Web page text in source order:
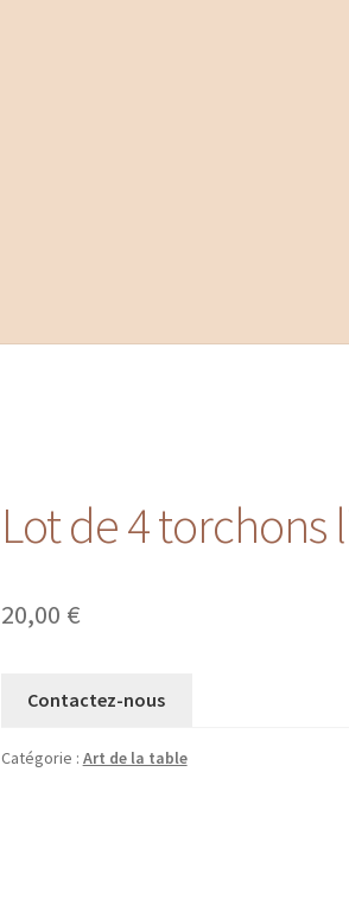
Lot de 4 torchons
20,00 €
Contactez-nous
Catégorie : Art de la table